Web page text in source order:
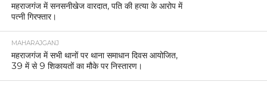
महराजगंज में सनसनीखेज वारदात, पति की हत्या के आरोप में
पत्नी गिरफ्तार।
MAHARAJGANJ
महराजगंज में सभी थानों पर थाना समाधान दिवस आयोजित,
39 में से 9 शिकायतों का मौके पर निस्तारण।